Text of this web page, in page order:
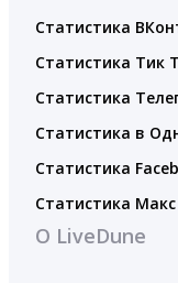
Статистика
Статистика Тик
Статистика
Статистика в
Статистика
Статистика Макс
О LiveDune